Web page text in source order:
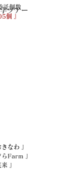
ツアー
託個数
個 』
なわ 』
Farm 』
』